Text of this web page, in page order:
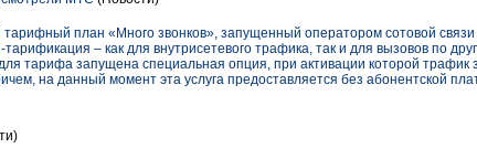
тарифный план «Много звонков», запущенный оператором сотовой
– как для внутрисетевого трафика, так и для вызовов по
тарифа запущена специальная опция, при активации которой трафик
на данный момент эта услуга предоставляется без абонентской